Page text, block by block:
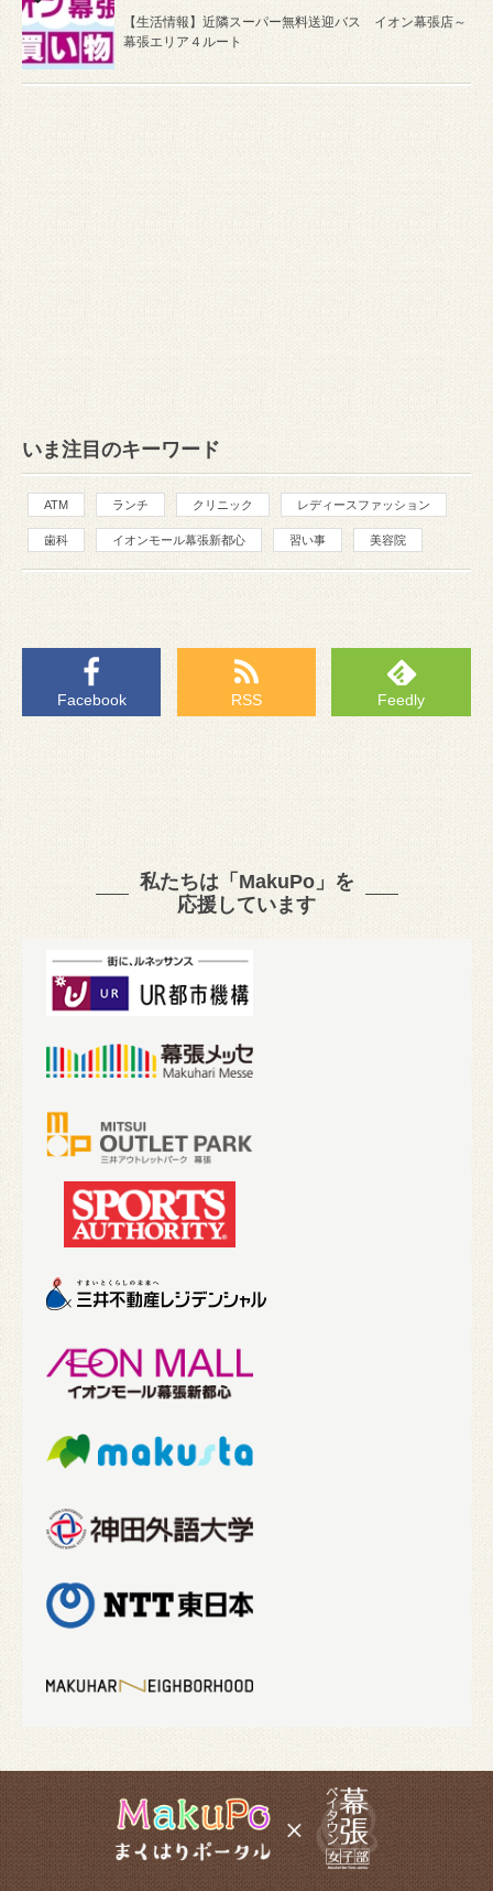
【生活情報】近隣スーパー無料送迎バス イオン幕張店～
幕張エリア４ルート
いま注目のキーワード
ATM ランチ クリニック レディースファッション
歯科 イオンモール幕張新都心 習い事 美容院
Facebook RSS Feedly
私たちは「MakuPo」を
応援しています